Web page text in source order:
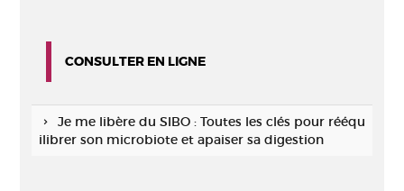
CONSULTER EN LIGNE
Je me libère du SIBO : Toutes les clés pour rééqu
ilibrer son microbiote et apaiser sa digestion